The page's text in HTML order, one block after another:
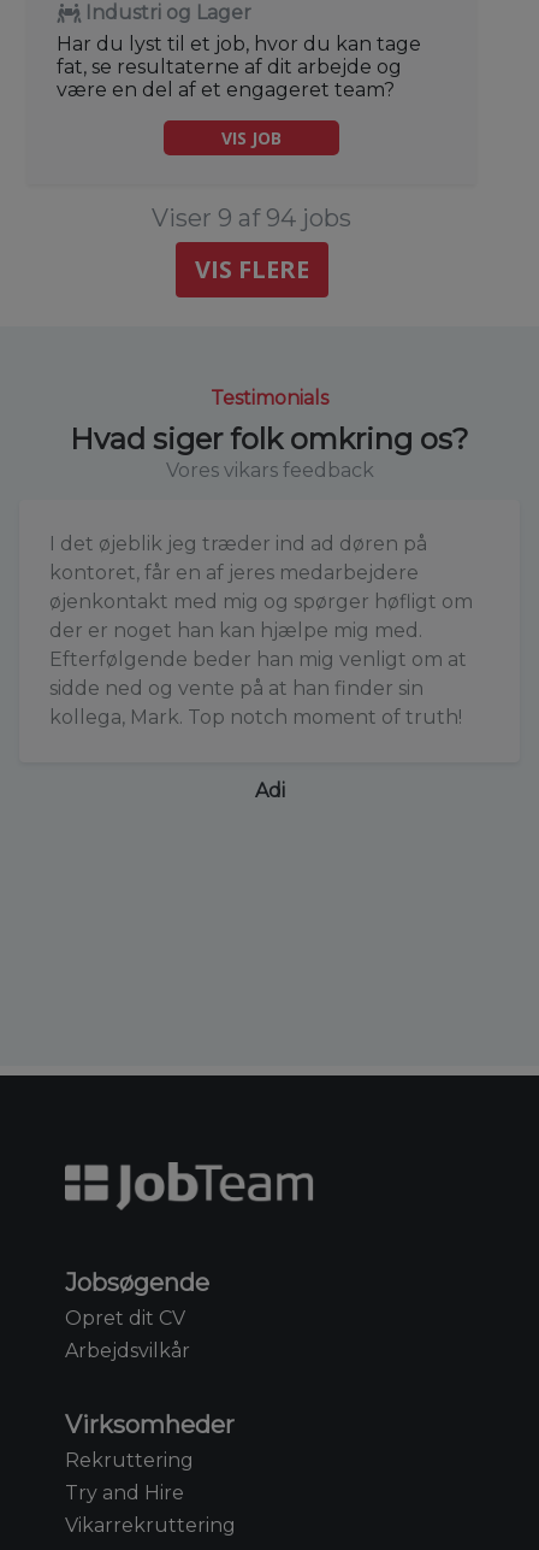
Industri og Lager
Har du lyst til et job, hvor du kan tage
fat, se resultaterne af dit arbejde og
være en del af et engageret team?
VIS JOB
Viser 9 af 94 jobs
VIS FLERE
Testimonials
Hvad siger folk omkring os?
Vores vikars feedback
I det øjeblik jeg træder ind ad døren på
kontoret, får en af jeres medarbejdere
øjenkontakt med mig og spørger høfligt om
der er noget han kan hjælpe mig med.
Efterfølgende beder han mig venligt om at
sidde ned og vente på at han finder sin
kollega, Mark. Top notch moment of truth!
Adi
Jobsøgende
Opret dit CV
Arbejdsvilkår
Virksomheder
Rekruttering
Try and Hire
Vikarrekruttering